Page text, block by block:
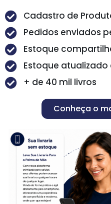
Cadastro de
Pedidos enviados
Estoque
Estoque
+ de 40 mil livros
Conheça o